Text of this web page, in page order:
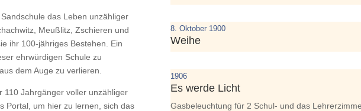
das Leben unzähliger
Meußlitz, Zschieren und
ihr 100-jähriges Bestehen. Ein
ehrwürdigen Schule zu
dem Auge zu verlieren.
110 Jahrgänger voller unzähliger
Portal, um hier zu lernen, sich das
8. Oktober 1900
Weihe
1906
Es werde Licht
Gasbeleuchtung für 2 Schul- und das